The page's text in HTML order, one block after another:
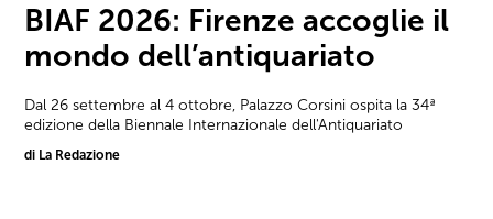
BIAF 2026: Firenze accoglie il
mondo dell’antiquariato
Dal 26 settembre al 4 ottobre, Palazzo Corsini ospita la 34ª
edizione della Biennale Internazionale dell'Antiquariato
di La Redazione